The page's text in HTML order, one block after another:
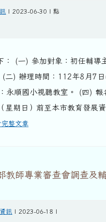
| 2023-06-30 | 點
： (一) 參加對象：初任輔導
(二) 辦理時間：112年8月7
永順國小視聽教室。 (四) 報
星期日）前至本市教育發展
整文章
教師專業審查會調查及
訊 | 2023-06-18 |